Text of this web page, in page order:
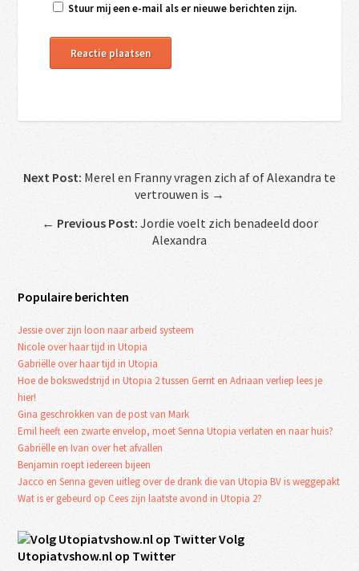
Stuur mij een e-mail als er nieuwe berichten zijn.
Next Post: Merel en Franny vragen zich af of Alexandra te
vertrouwen is →
← Previous Post: Jordie voelt zich benadeeld door
Alexandra
Populaire berichten
Jessie over zijn loon naar arbeid systeem
Nicole over haar tijd in Utopia
Gabriëlle over haar tijd in Utopia
Hoe de bokswedstrijd in Utopia 2 tussen Gerrit en Adriaan verliep lees je
hier!
Gina geschrokken van de post van Mark
Emil heeft een zwarte envelop, moet Senna Utopia verlaten en naar huis?
Gabriëlle en Ivan over het afvallen
Benjamin roept iedereen bijeen
Jacco en Senna geven uitleg over de drank die van Utopia BV is weggepakt
Wat is er gebeurd op Cees zijn laatste avond in Utopia 2?
Volg
Utopiatvshow.nl op Twitter